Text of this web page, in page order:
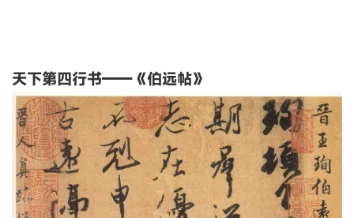
天下第四行书——《伯远帖》